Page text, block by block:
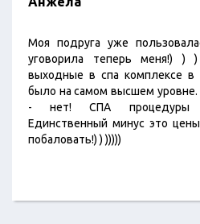
Моя подруга уже
уговорила теперь меня!) )
выходные в спа комплексе в
было на самом высшем уровне.
- нет! СПА процедуры
Единственный минус это
побаловать!) ) )))))